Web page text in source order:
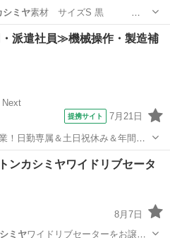
シミヤ素材 サイズS 黒
の他 UNIQLO
派遣社員≫機械操作・製造補
Next
提携サイト 7月21日
！日勤専属＆土日祝休み＆年間休
イカー通勤OK＆無料駐車場あり
《茨城県常陸大宮市》 人気の
ンカシミヤワイドリブセータ
8月7日
ミヤワイドリブセーターをお譲り